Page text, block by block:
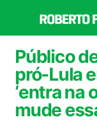
o
conteúdo
Público
pró-Lula
‘entra na
mude